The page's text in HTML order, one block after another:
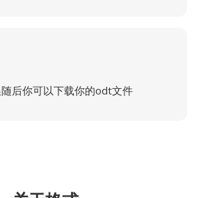
后你可以下载你的odt文件